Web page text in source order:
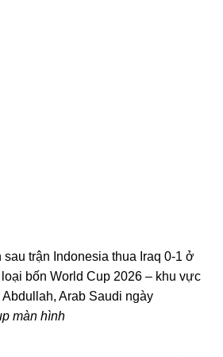
sau trận Indonesia thua Iraq 0-1 ở
bốn World Cup 2026 – khu vực
Arab Saudi ngày
màn hình